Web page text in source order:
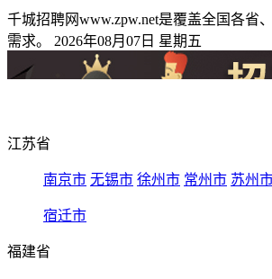
千城招聘网www.zpw.net是覆盖全国各
需求。 2026年08月07日 星期五
江苏省
南京市 无锡市 徐州市 常州市 苏州
宿迁市
福建省